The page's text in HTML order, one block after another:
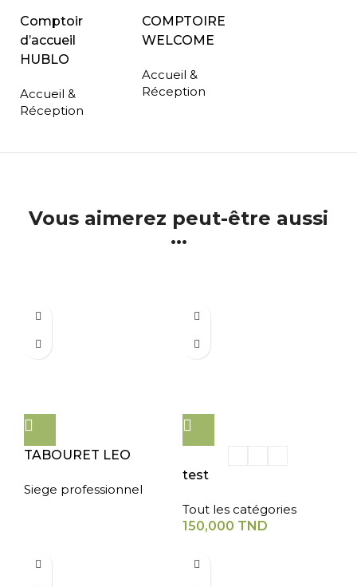
Comptoir
d’accueil
HUBLO
Accueil &
Réception
COMPTOIRE
WELCOME
Accueil &
Réception
Vous aimerez peut-être aussi
...
TABOURET LEO
Siege professionnel
test
Tout les catégories
150,000 TND